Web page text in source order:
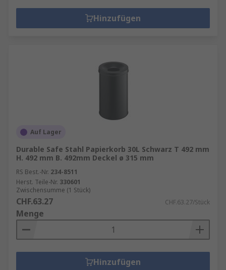
Hinzufügen
Auf Lager
Durable Safe Stahl Papierkorb 30L Schwarz T 492 mm
H. 492 mm B. 492mm Deckel ø 315 mm
RS Best.-Nr. 234-8511
Herst. Teile-Nr. 330601
Zwischensumme (1 Stück)
CHF.63.27 CHF.63.27/Stück
Menge
Hinzufügen